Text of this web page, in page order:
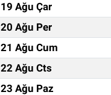
19 Ağu Çar
20 Ağu Per
21 Ağu Cum
22 Ağu Cts
23 Ağu Paz